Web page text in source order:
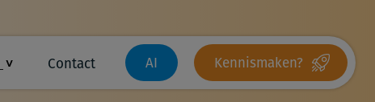
Contact AI Kennismaken?